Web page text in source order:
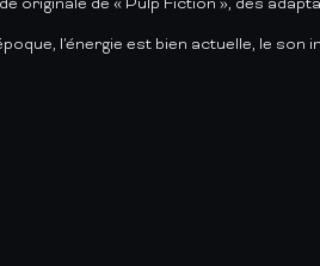
originale de « Pulp Fiction », des
l'énergie est bien actuelle, le son